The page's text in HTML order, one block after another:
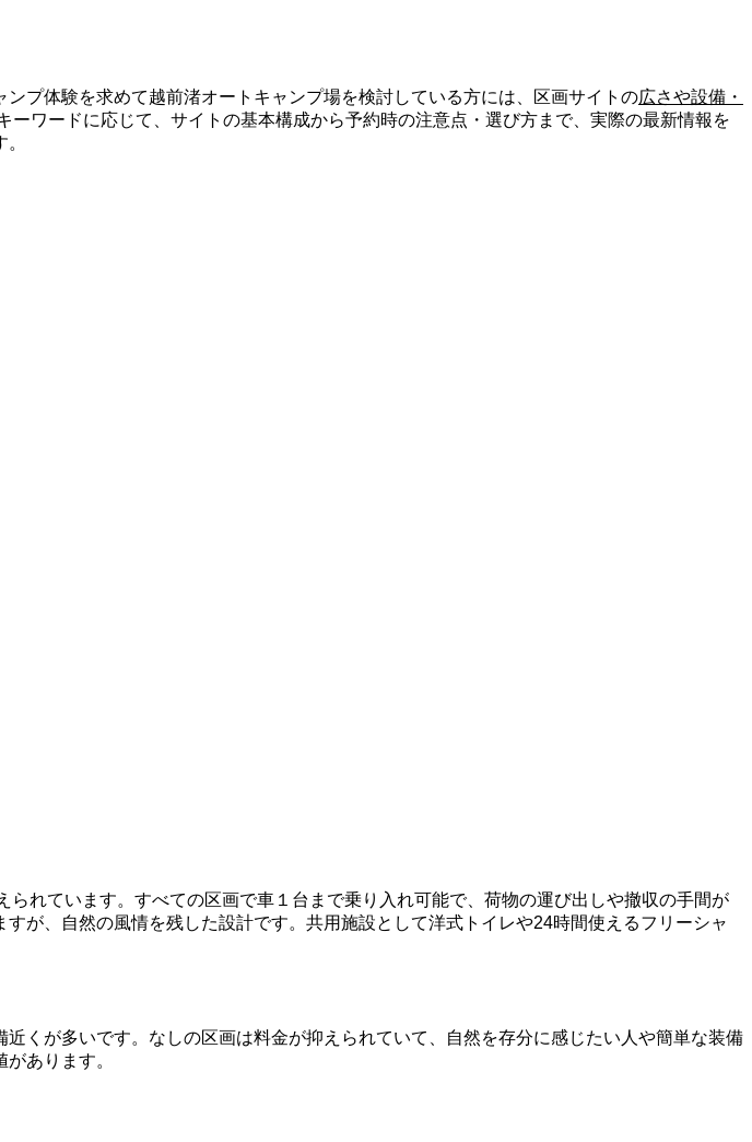
プ体験を求めて越前渚オートキャンプ場を検討している方には、区画サイトの広さや設備・
ワードに応じて、サイトの基本構成から予約時の注意点・選び方まで、実際の最新情報を
られています。すべての区画で車１台まで乗り入れ可能で、荷物の運び出しや撤収の手間が
が、自然の風情を残した設計です。共用施設として洋式トイレや24時間使えるフリーシャ
くが多いです。なしの区画は料金が抑えられていて、自然を存分に感じたい人や簡単な装備
あります。